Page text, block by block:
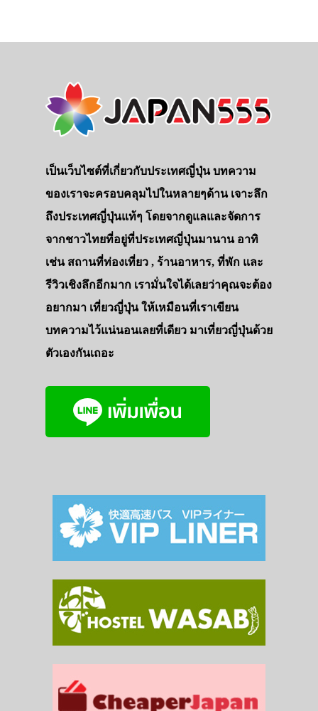
เป็นเว็บไซต์ที่เกี่ยวกับประเทศญี่ปุ่น บทความ
ของเราจะครอบคลุมไปในหลายๆด้าน เจาะลึก
ถึงประเทศญี่ปุ่นแท้ๆ โดยจากดูแลและจัดการ
จากชาวไทยที่อยู่ที่ประเทศญี่ปุ่นมานาน อาทิ
เช่น สถานที่ท่องเที่ยว , ร้านอาหาร, ที่พัก และ
รีวิวเชิงลึกอีกมาก เรามั่นใจได้เลยว่าคุณจะต้อง
อยากมา เที่ยวญี่ปุ่น ให้เหมือนที่เราเขียน
บทความไว้แน่นอนเลยที่เดียว มาเที่ยวญี่ปุ่นด้วย
ตัวเองกันเถอะ